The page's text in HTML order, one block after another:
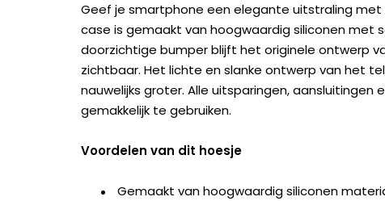
Geef je smartphone een elegante uitstraling met
case is gemaakt van hoogwaardig siliconen met
doorzichtige bumper blijft het originele ontwerp
zichtbaar. Het lichte en slanke ontwerp van het
nauwelijks groter. Alle uitsparingen,
gemakkelijk te gebruiken.
Voordelen van dit hoesje
Gemaakt van hoogwaardig siliconen